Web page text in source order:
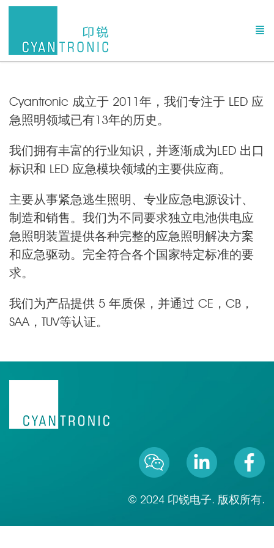
Cyantronic 成立于 2011年，我们专注于 LED 应
急照明领域已有13年的历史。
我们拥有丰富的行业知识，并逐渐成为LED 出口
标识和 LED 应急模块领域的主要供应商。
主要从事紧急逃生照明、专业应急电源设计、
制造和销售。我们为不同要求独立电池供电应
急照明装置提供各种完整的应急照明解决方案
和应急驱动。完全符合各个国家特定标准的要
求。
我们为产品提供 5 年质保，并通过 CE，CB，
SAA，TUV等认证。
© 2024 卬锐电子. 版权所有.